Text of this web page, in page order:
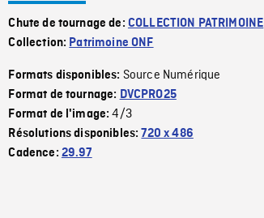
Chute de tournage de: COLLECTION PATRIMOINE
Collection: Patrimoine ONF
Formats disponibles: Source Numérique
Format de tournage: DVCPRO25
Format de l'image:4/3
Résolutions disponibles:720 x 486
Cadence: 29.97